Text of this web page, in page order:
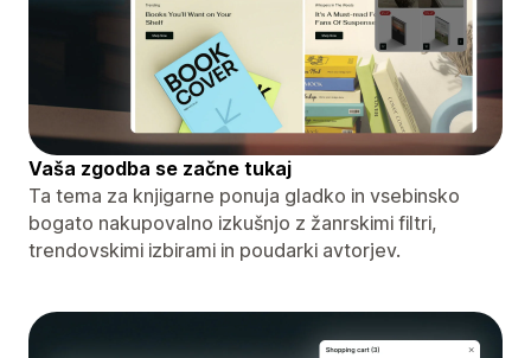
Vaša zgodba se začne tukaj
Ta tema za knjigarne ponuja gladko in vsebinsko
bogato nakupovalno izkušnjo z žanrskimi filtri,
trendovskimi izbirami in poudarki avtorjev.